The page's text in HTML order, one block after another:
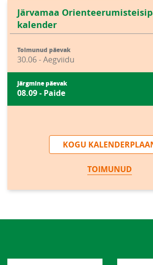
Järvamaa
kalender
Toimunud päevak
30.06 - Aegviidu
Järgmine päevak
08.09 - Paide
KOGU
TOIMUNUD